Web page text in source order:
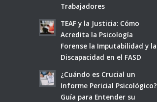
Trabajadores
TEAF y la Justicia: Cómo
Acredita la Psicología
Forense la Imputabilidad y la
Discapacidad en el FASD
¿Cuándo es Crucial un
Informe Pericial Psicológico?
Guía para Entender su